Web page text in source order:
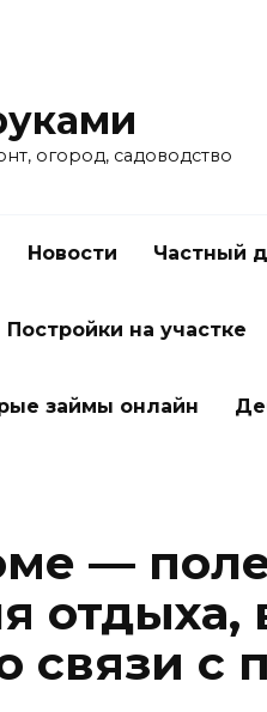
огород, садоводство
Новости Частный
Постройки на участке
займы онлайн
—
отдыха,
связи с